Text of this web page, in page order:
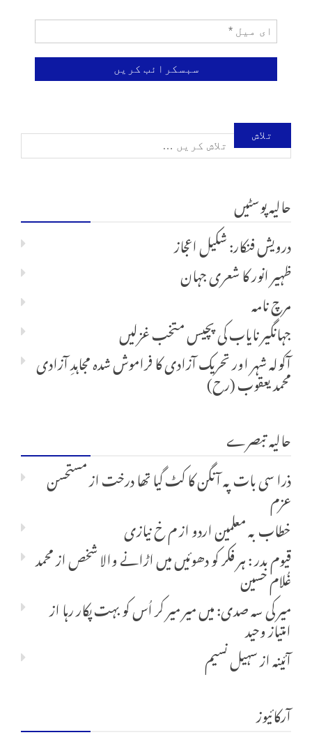
تلاش
برائے:
حالیہ پوسٹیں
درویش فنکار: شکیل اعجاز
ظہیر انور کا شعری جہان
مرچ نامہ
جہانگیر نایاب کی پچیس متخب غزلیں
آکولہ شہر اور تحریک آزادی کا فراموش شدہ مجاہدِ آزادی
محمد یعقوب (رح)
حالیہ تبصرے
ذرا سی بات پہ آنگن کا کٹ گیا تھا درختازمستحسن
عزم
خطاب بہ معلمین اردوازم خ نیازی
قیوم بدر : ہر فکر کو دھوئیں میں اڑانے والا شخصازمحمد
غُلام حسین
میر کی سہ صدی: میں میر میر کر اُس کو بہت پکار رہااز
امتیاز وحید
آئینہازسہیل نسیم
آرکائیوز